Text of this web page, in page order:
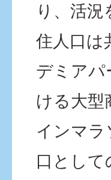
り、活
住人口は
デミアパ
ける大型
インマラ
口とし